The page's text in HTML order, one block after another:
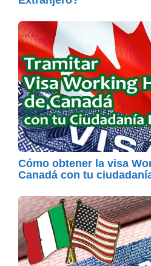
Cómo obtener la visa
Canadá con tu